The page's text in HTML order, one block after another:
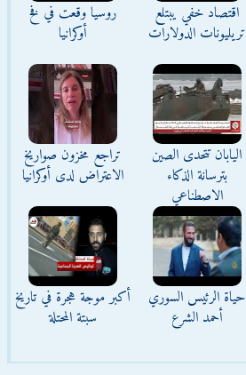
اقتصاد خفي يبتلع
تريليونات الدولارات
روسيا وقعت في فخ
أوكرانيا
اليابان تتحدى الصين
بترسانة الذكاء
الاصطناعي
تراجع مخزون صواريخ
الاعتراض لدى أوكرانيا
حياة الرئيس السوري
أحمد الشرع
أكبر موجة هجرة في تاريخ
سبتة المحتلة